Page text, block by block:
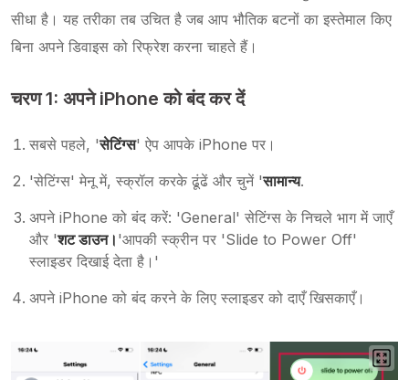
सीधा है। यह तरीका तब उचित है जब आप भौतिक बटनों का इस्तेमाल किए
बिना अपने डिवाइस को रिफ्रेश करना चाहते हैं।
चरण 1: अपने iPhone को बंद कर दें
सबसे पहले, 'सेटिंग्स' ऐप आपके iPhone पर।
'सेटिंग्स' मेनू में, स्क्रॉल करके ढूंढें और चुनें 'सामान्य.
अपने iPhone को बंद करें: 'General' सेटिंग्स के निचले भाग में जाएँ
और 'शट डाउन। 'आपकी स्क्रीन पर 'Slide to Power Off'
स्लाइडर दिखाई देता है।'
अपने iPhone को बंद करने के लिए स्लाइडर को दाएँ खिसकाएँ।